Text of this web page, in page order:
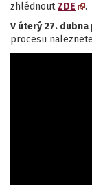
zhlédnoutZDE
.
V úterý 27.
procesu